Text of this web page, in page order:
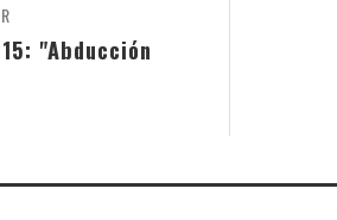
"Abducción